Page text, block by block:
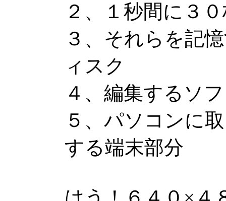
２、１秒間に３
３、それらを記
ィスク
４、編集するソ
５、パソコンに
する端末部分